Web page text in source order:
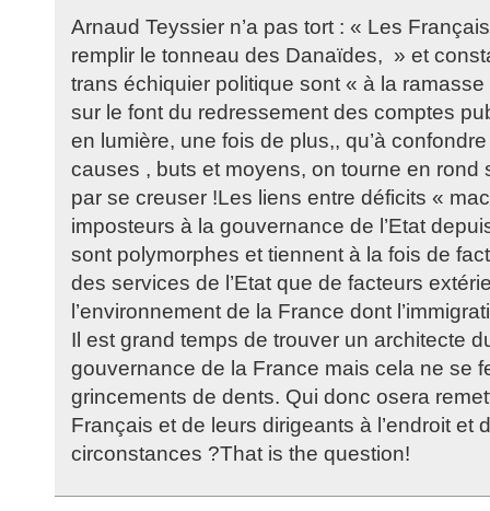
Arnaud Teyssier n’a pas tort : « Les
remplir le tonneau des Danaïdes, » et
trans échiquier politique sont « à la
sur le font du redressement des comptes
en lumière, une fois de plus,, qu’à
causes , buts et moyens, on tourne en rond
par se creuser !Les liens entre déficits «
imposteurs à la gouvernance de l’Etat
sont polymorphes et tiennent à la fois de
des services de l’Etat que de facteurs
l’environnement de la France dont
Il est grand temps de trouver un architecte
gouvernance de la France mais cela ne se
grincements de dents. Qui donc osera
Français et de leurs dirigeants à l’endroit et
circonstances ?That is the question!